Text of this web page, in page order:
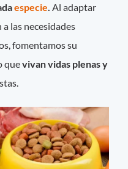
especie.Al adaptar
las necesidades
fomentamos su
quevivan vidas plenas y